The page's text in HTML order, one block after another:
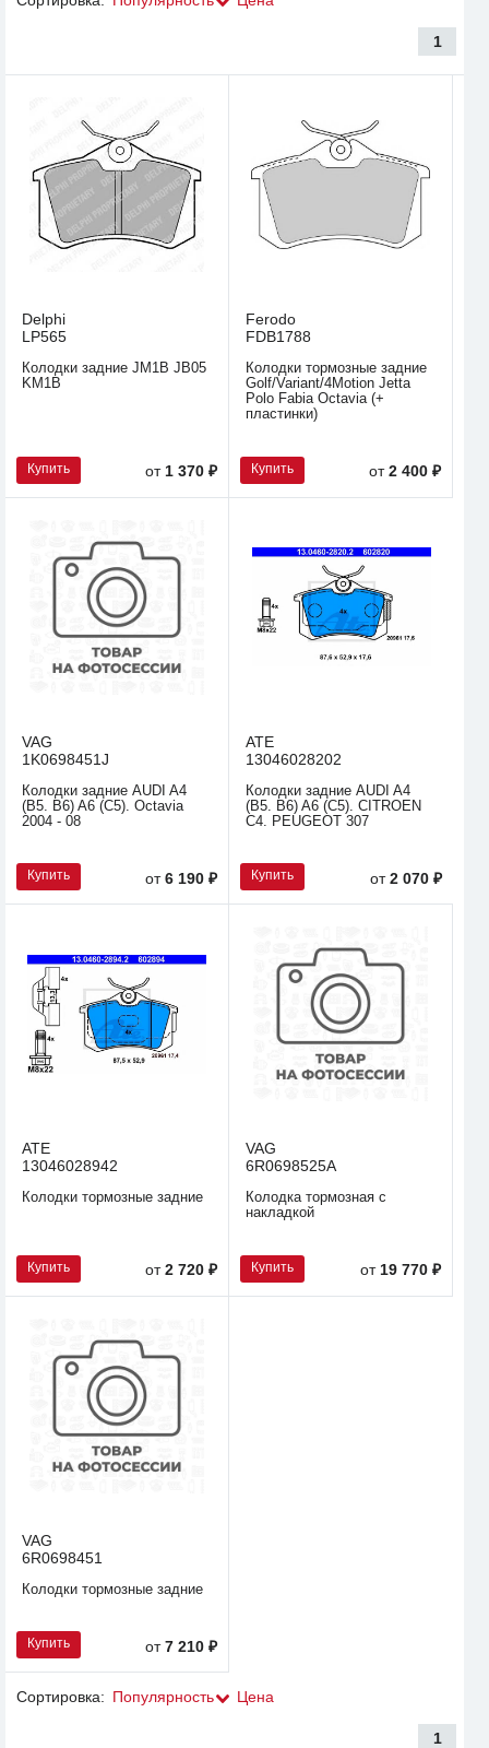
1
Delphi
LP565
Колодки задние JM1B JB05
KM1B
Купить от1 370 ₽
Ferodo
FDB1788
Колодки тормозные задние
Golf/Variant/4Motion Jetta
Polo Fabia Octavia (+
пластинки)
Купить от2 400 ₽
VAG
1K0698451J
Колодки задние AUDI A4
(B5. B6) A6 (C5). Octavia
2004 - 08
Купить от6 190 ₽
ATE
13046028202
Колодки задние AUDI A4
(B5. B6) A6 (C5). CITROEN
C4. PEUGEOT 307
Купить от2 070 ₽
ATE
13046028942
Колодки тормозные задние
Купить от2 720 ₽
VAG
6R0698525A
Колодка тормозная с
накладкой
Купить от19 770 ₽
VAG
6R0698451
Колодки тормозные задние
Купить от7 210 ₽
Сортировка: Популярность Цена
1